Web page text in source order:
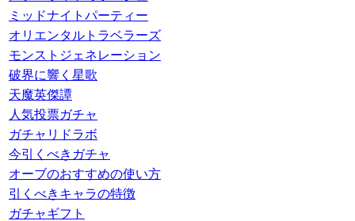
ミッドナイトパーティー
オリエンタルトラベラーズ
モンストジェネレーション
破界に響く星歌
天魔英傑譚
人気投票ガチャ
ガチャリドラボ
今引くべきガチャ
オーブのおすすめの使い方
引くべきキャラの特徴
ガチャギフト